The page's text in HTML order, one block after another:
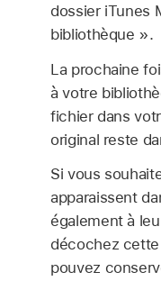
dossier iTunes
bibliothèque ».
La prochaine
à votre
fichier dans
original reste
Si vous
apparaissent
également à
décochez
pouvez